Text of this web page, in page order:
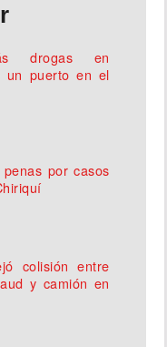
drogas en
un puerto en el
por casos
colisión entre
y camión en